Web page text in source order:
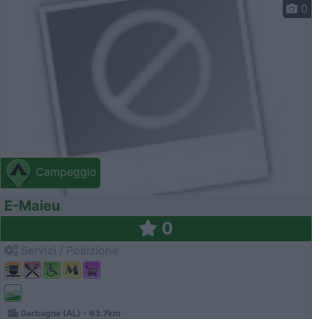
Campeggio
0
E-Maieu
0
Garbagna (AL) - 63.7km